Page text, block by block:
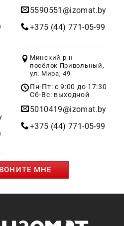
5590551@izomat.by
+375 (44) 771-05-99
Минский р-н
посёлок Привольный,
ул. Мира, 49
Пн-Пт: с 9:00 до 17:30
Сб-Вс: выходной
5010419@izomat.by
+375 (44) 771-05-99
МНЕ